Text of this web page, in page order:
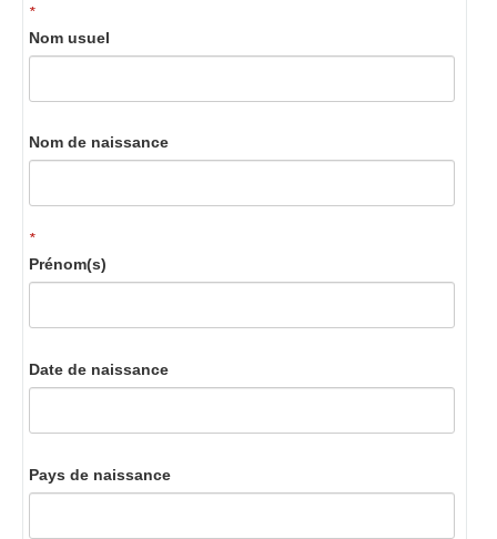
*
Nom usuel
Nom de naissance
*
Prénom(s)
Date de naissance
Pays de naissance